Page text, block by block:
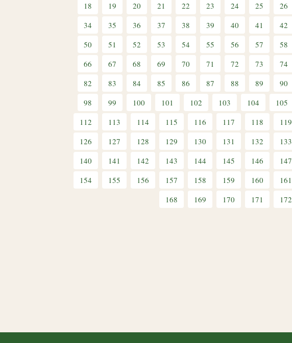
18
19 20 21 22 23 24 25 26
34
35 36 37 38 39 40 41 42
50
51 52 53 54 55 56 57 58
66
67 68 69 70 71 72 73 74
82
83 84 85 86 87 88 89 90
98
99 100 101 102 103 104 105
112
113 114 115 116 117 118 119
126
127 128 129 130 131 132 133
140
141 142 143 144 145 146 147
154
155 156 157 158 159 160 161
168
169 170 171 172